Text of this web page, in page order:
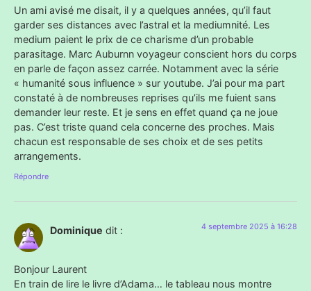
Un ami avisé me disait, il y a quelques années, qu’il faut
garder ses distances avec l’astral et la mediumnité. Les
medium paient le prix de ce charisme d’un probable
parasitage. Marc Auburnn voyageur conscient hors du corps
en parle de façon assez carrée. Notamment avec la série
« humanité sous influence » sur youtube. J’ai pour ma part
constaté à de nombreuses reprises qu’ils me fuient sans
demander leur reste. Et je sens en effet quand ça ne joue
pas. C’est triste quand cela concerne des proches. Mais
chacun est responsable de ses choix et de ses petits
arrangements.
Répondre
Dominique dit : 4 septembre 2025 à 16:28
Bonjour Laurent
En train de lire le livre d’Adama… le tableau nous montre